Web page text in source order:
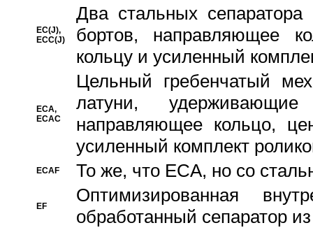
EC(J),
ECC(J)
Два стальных сепаратора
бортов, направляющее
кольцу и усиленный
ECA,
ECAC
Цельный гребенчатый
латуни,
направляющее кольцо,
усиленный комплект
ECAF То же, что ECA, но со
EF
Оптимизированная
обработанный сепаратор